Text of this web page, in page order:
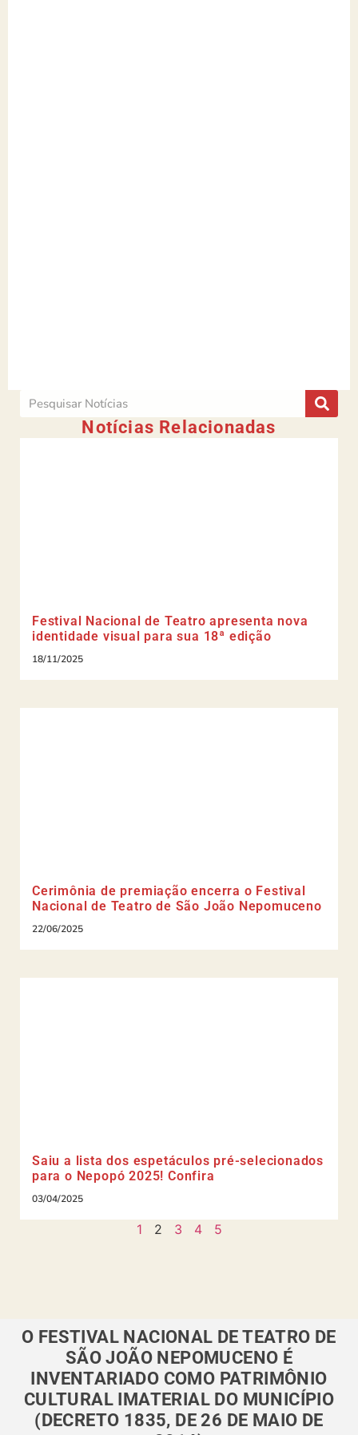
Notícias Relacionadas
Festival Nacional de Teatro apresenta nova
identidade visual para sua 18ª edição
18/11/2025
Cerimônia de premiação encerra o Festival
Nacional de Teatro de São João Nepomuceno
22/06/2025
Saiu a lista dos espetáculos pré-selecionados
para o Nepopó 2025! Confira
03/04/2025
1 2 3 4 5
O FESTIVAL NACIONAL DE TEATRO DE
SÃO JOÃO NEPOMUCENO É
INVENTARIADO COMO PATRIMÔNIO
CULTURAL IMATERIAL DO MUNICÍPIO
(DECRETO 1835, DE 26 DE MAIO DE